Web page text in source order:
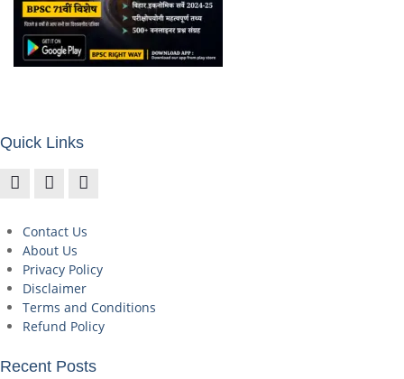
Quick Links
Contact Us
About Us
Privacy Policy
Disclaimer
Terms and Conditions
Refund Policy
Recent Posts